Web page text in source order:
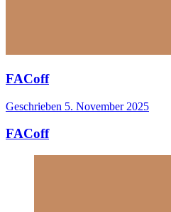
FACoff
Geschrieben 5. November 2025
FACoff